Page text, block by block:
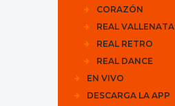
CORAZÓN
REAL VALLENATA
REAL RETRO
REAL DANCE
EN VIVO
DESCARGA LA APP